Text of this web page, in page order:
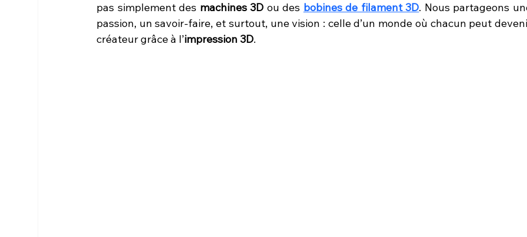
pas simplement des machines 3D ou des bobines de filament 3D. Nous partageons
passion, un savoir-faire, et surtout, une vision : celle d’un monde où chacun peut
créateur grâce à l’impression 3D.